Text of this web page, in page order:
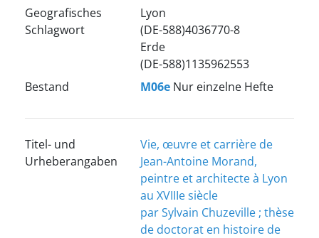
Geografisches
Schlagwort
Lyon
(DE-588)4036770-8
Erde
(DE-588)1135962553
Bestand
M06e Nur einzelne Hefte
Titel- und
Urheberangaben
Vie, œuvre et carrière de
Jean-Antoine Morand,
peintre et architecte à Lyon
au XVIIIe siècle
par Sylvain Chuzeville ; thèse
de doctorat en histoire de